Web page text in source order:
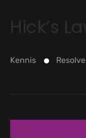
Kennis Resolve